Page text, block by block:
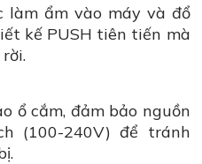
làm ẩm vào máy và đổ
kế PUSH tiên tiến mà
ổ cắm, đảm bảo nguồn
(100-240V) để tránh